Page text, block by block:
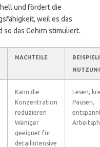
und fördert die
weil es das
so das Gehirn stimuliert.
NACHTEILE
Kann die
Konzentration
reduzieren
Weniger
geeignet für
detailintensive
Lesen,
Pausen,